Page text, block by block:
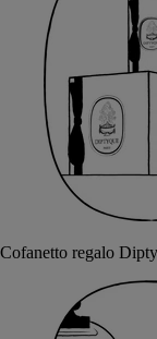
Cofanetto regalo